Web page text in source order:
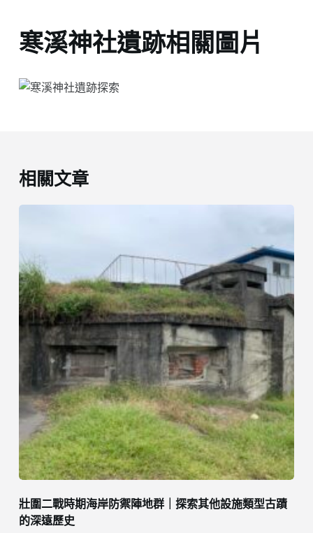
寒溪神社遺跡相關圖片
相關文章
壯圍二戰時期海岸防禦陣地群｜探索其他設施類型古蹟
的深遠歷史